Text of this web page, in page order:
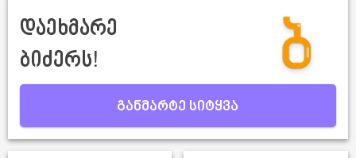
დაეხმარე
ბიძერს!
განმარტე სიტყვა